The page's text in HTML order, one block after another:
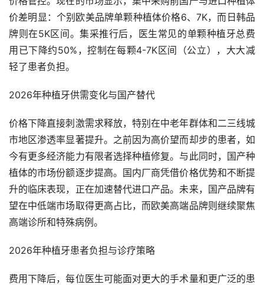
价差明显：个别欧美品牌单颗种植体价格6、7K，而日韩品
牌则在5K区间。集采推行后，医生常见的单颗种植牙总费
用已下降约50%，控制在每颗4-7K区间（公立），大大减
轻了患者负担。
2026年种植牙供需变化与国产替代
价格下降直接刺激需求释放，特别在中老年群体和二三线城
市地区渗透率显著提升。之前因为高价望而却步的患者，如
今有更多经济能力有限者选择种植修复。与此同时，国产种
植体的市场份额逐步提高。国内厂商凭借价格优势和不断提
升的临床表现，正在加速替代进口产品。未来，国产品牌有
望在中低端市场取得更高占比，而欧美高端品牌则继续聚焦
高端诊所和特殊病例。
2026年种植牙患者负担与诊疗策略
费用下降后，每位医生可能面对更大的手术量和更广泛的患